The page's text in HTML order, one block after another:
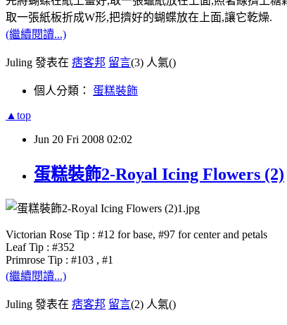
取一張紙板折成W形,把擠好的蝴蝶放在上面,讓它乾燥.
(繼續閱讀...)
Juling 發表在 痞客邦 留言(3) 人氣()
個人分類： 蛋糕裝飾
▲top
Jun 20 Fri 2008 02:02
蛋糕裝飾2-Royal Icing Flowers (2)
Victorian Rose Tip : #12 for base, #97 for center and petals
Leaf Tip : #352
Primrose Tip : #103 , #1
(繼續閱讀...)
Juling 發表在 痞客邦 留言(2) 人氣()